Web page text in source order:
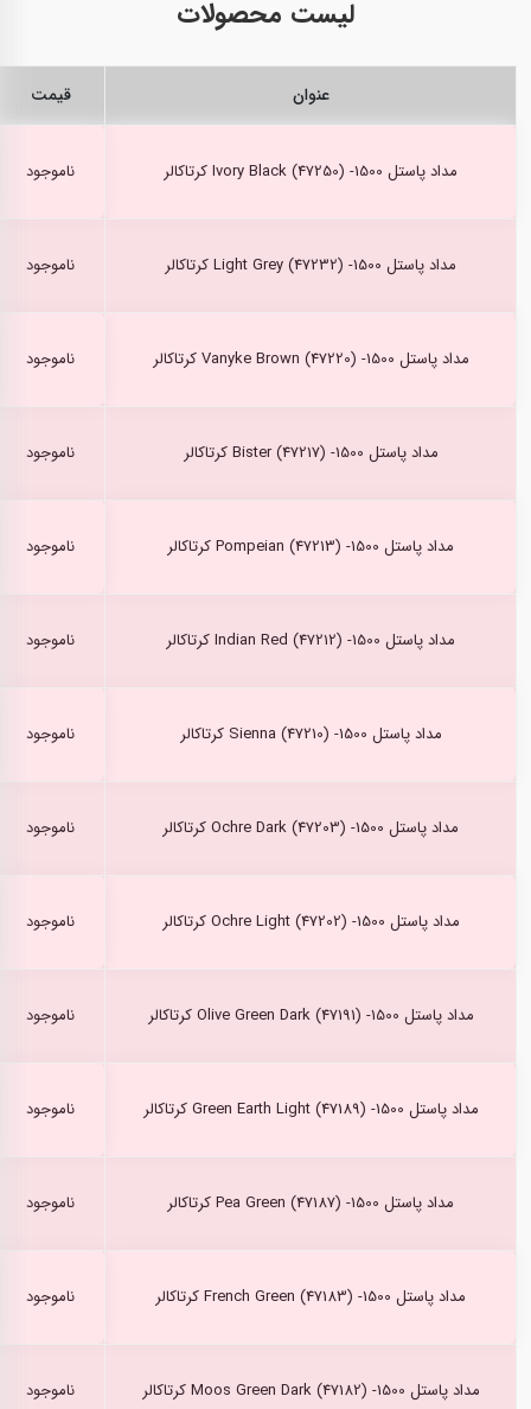
لیست محصولات
عنوان قیمت
مداد پاستل Ivory Black (47250) -1500 کرتاکالر ناموجود
مداد پاستل Light Grey (47232) -1500 کرتاکالر ناموجود
مداد پاستل Vanyke Brown (47220) -1500 کرتاکالر ناموجود
مداد پاستل Bister (47217) -1500 کرتاکالر ناموجود
مداد پاستل Pompeian (47213) -1500 کرتاکالر ناموجود
مداد پاستل Indian Red (47212) -1500 کرتاکالر ناموجود
مداد پاستل Sienna (47210) -1500 کرتاکالر ناموجود
مداد پاستل Ochre Dark (47203) -1500 کرتاکالر ناموجود
مداد پاستل Ochre Light (47202) -1500 کرتاکالر ناموجود
مداد پاستل Olive Green Dark (47191) -1500 کرتاکالر ناموجود
مداد پاستل Green Earth Light (47189) -1500 کرتاکالر ناموجود
مداد پاستل Pea Green (47187) -1500 کرتاکالر ناموجود
مداد پاستل French Green (47183) -1500 کرتاکالر ناموجود
مداد پاستل Moos Green Dark (47182) -1500 کرتاکالر ناموجود